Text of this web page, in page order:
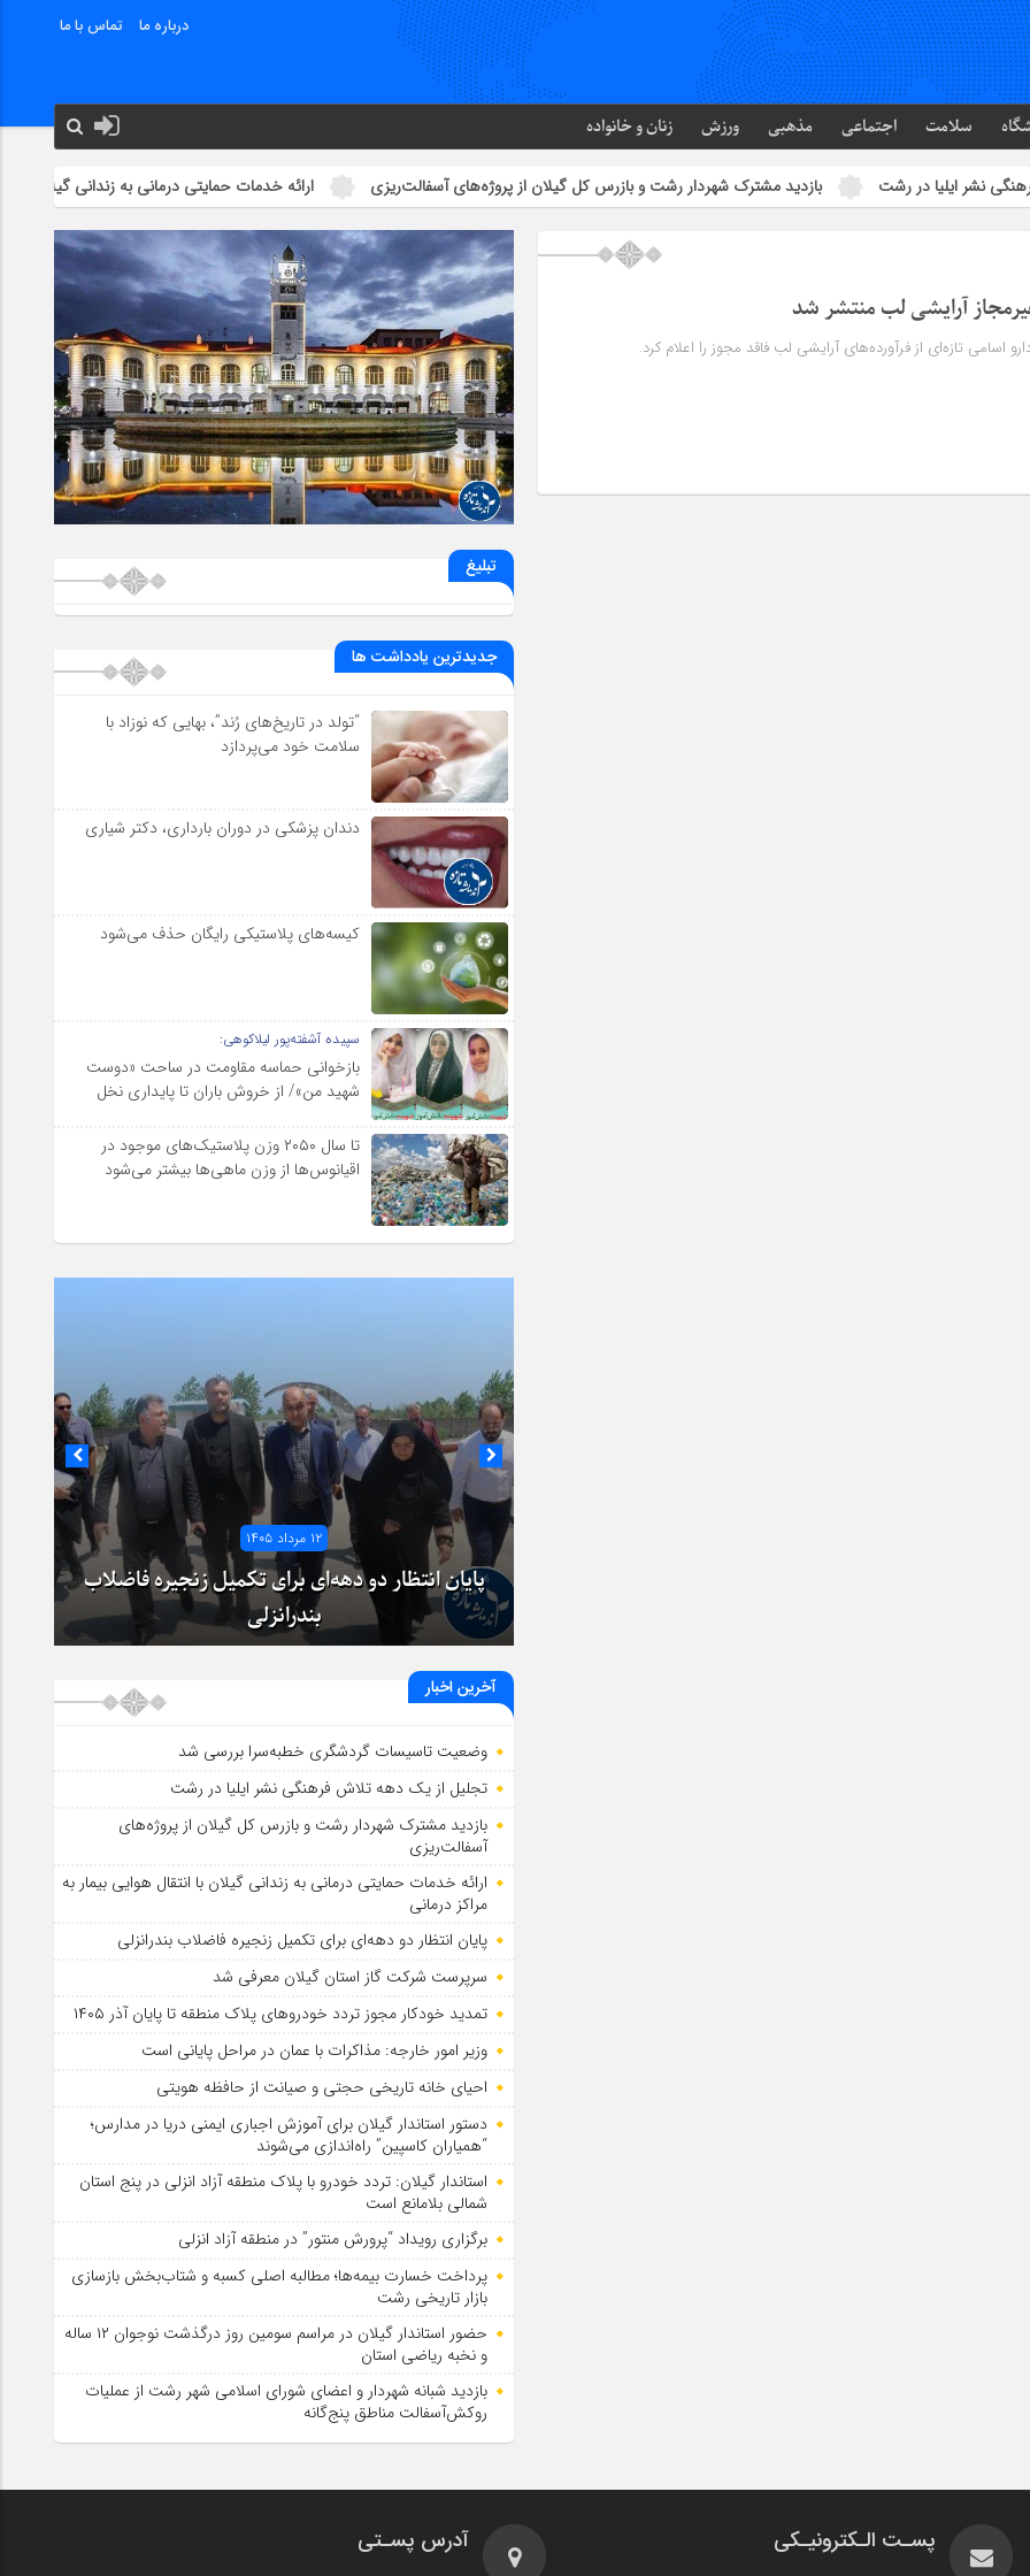
درباره ما تماس با ما
سلامت اجتماعی مذهبی ورزش زنان و خانواده
در رشت بازدید مشترک شهردار رشت و بازرس کل گیلان از پروژه‌های آسفالت‌ریزی ارائه خدمات حمایتی درمانی به زندانی گیلان با انتقال هوایی
آرایشی لب منتشر شد
اسامی تازه‌ای از فرآورده‌های آرایشی لب فاقد مجوز را اعلام کرد.
تبلیغ
جدیدترین یادداشت ها
“تولد در تاریخ‌های رُند”، بهایی که نوزاد با
سلامت خود می‌پردازد
دندان پزشکی در دوران بارداری، دکتر شیاری
کیسه‌های پلاستیکی رایگان حذف می‌شود
سپیده آشفته‌پور لیلاکوهی:
بازخوانی حماسه مقاومت در ساحت «دوست
شهید من»/ از خروش باران تا پایداری نخل
تا سال ۲۰۵۰ وزن پلاستیک‌های موجود در
اقیانوس‌ها از وزن ماهی‌ها بیشتر می‌شود
۱۲ مرداد ۱۴۰۵
پایان انتظار دو دهه‌ای برای تکمیل زنجیره فاضلاب
بندرانزلی
آخرین اخبار
وضعیت تاسیسات گردشگری خطبه‌سرا بررسی شد
تجلیل از یک دهه تلاش فرهنگی نشر ایلیا در رشت
بازدید مشترک شهردار رشت و بازرس کل گیلان از پروژه‌های
آسفالت‌ریزی
ارائه خدمات حمایتی درمانی به زندانی گیلان با انتقال هوایی بیمار به
مراکز درمانی
پایان انتظار دو دهه‌ای برای تکمیل زنجیره فاضلاب بندرانزلی
سرپرست شرکت گاز استان گیلان معرفی شد
تمدید خودكار مجوز تردد خودروهای پلاك منطقه تا پایان آذر ۱۴۰۵
وزیر امور خارجه: مذاکرات با عمان در مراحل پایانی است
احیای خانه تاریخی حجتی و صیانت از حافظه هویتی
دستور استاندار گیلان برای آموزش اجباری ایمنی دریا در مدارس؛
“همیاران کاسپین” راه‌اندازی می‌شوند
استاندار گیلان: تردد خودرو با پلاک منطقه آزاد انزلی در پنج استان
شمالی بلامانع است
برگزاری رویداد “پرورش منتور” در منطقه آزاد انزلی
پرداخت خسارت بیمه‌ها؛ مطالبه اصلی کسبه و شتاب‌بخش بازسازی
بازار تاریخی رشت
حضور استاندار گیلان در مراسم سومین روز درگذشت نوجوان ۱۲ ساله
و نخبه ریاضی استان
بازدید شبانه شهردار و اعضای شورای اسلامی شهر رشت از عملیات
روکش‌آسفالت مناطق پنج‌گانه
پسـت الـکترونیـکی آدرس پسـتی